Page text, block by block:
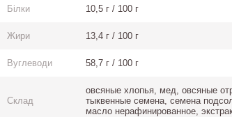
Білки 10,5 г / 100 г
Жири 13,4 г / 100 г
Вуглеводи 58,7 г / 100 г
Склад
овсяные хлопья, мед, овсяные
тыквенные семена, семена
масло нерафинированное,